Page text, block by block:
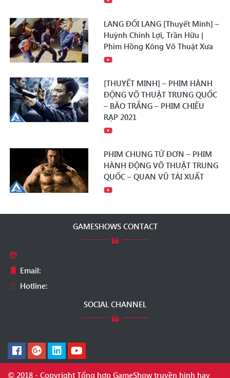
LANG ĐỐI LANG [Thuyết Minh] –
Huỳnh Chính Lợi, Trần Hữu |
Phim Hồng Kông Võ Thuật Xưa
[THUYẾT MINH] – PHIM HÀNH
ĐỘNG VÕ THUẬT TRUNG QUỐC
– BÃO TRẮNG – PHIM CHIẾU
RẠP 2021
PHIM CHUNG TỬ ĐƠN – PHIM
HÀNH ĐỘNG VÕ THUẬT TRUNG
QUỐC – QUAN VŨ TÁI XUẤT
GAMESHOWS CONTACT
Email:
Hotline:
SOCIAL CHANNEL
© 2018 - Copyright Tổng hợp GameShow truyền hình hay